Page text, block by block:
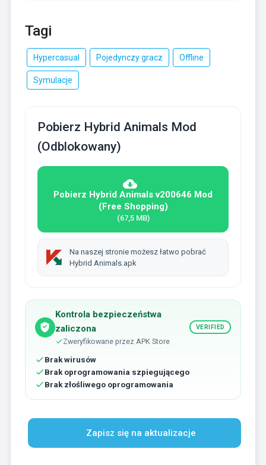
Tagi
Hypercasual Pojedynczy gracz Offline
Symulacje
Pobierz Hybrid Animals Mod
(Odblokowany)
Pobierz Hybrid Animals v200646 Mod
(Free Shopping)
(67,5 MB)
Na naszej stronie możesz łatwo pobrać
Hybrid Animals.apk
Kontrola bezpieczeństwa
zaliczona
Zweryfikowane przez APK Store
VERIFIED
Brak wirusów
Brak oprogramowania szpiegującego
Brak złośliwego oprogramowania
Zapisz się na aktualizacje